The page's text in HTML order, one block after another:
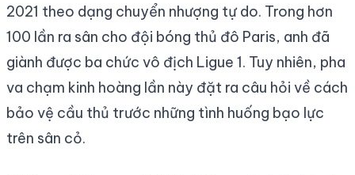
2021 theo dạng chuyển nhượng tự do. Trong hơn
100 lần ra sân cho đội bóng thủ đô Paris, anh đã
giành được ba chức vô địch Ligue 1. Tuy nhiên, pha
va chạm kinh hoàng lần này đặt ra câu hỏi về cách
bảo vệ cầu thủ trước những tình huống bạo lực
trên sân cỏ.